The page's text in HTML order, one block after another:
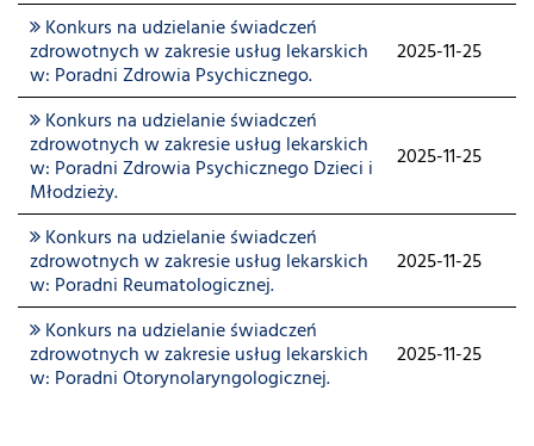
Konkurs na udzielanie świadczeń
zdrowotnych w zakresie usług lekarskich
w: Poradni Zdrowia Psychicznego.
2025-11-25
Konkurs na udzielanie świadczeń
zdrowotnych w zakresie usług lekarskich
w: Poradni Zdrowia Psychicznego Dzieci i
Młodzieży.
2025-11-25
Konkurs na udzielanie świadczeń
zdrowotnych w zakresie usług lekarskich
w: Poradni Reumatologicznej.
2025-11-25
Konkurs na udzielanie świadczeń
zdrowotnych w zakresie usług lekarskich
w: Poradni Otorynolaryngologicznej.
2025-11-25